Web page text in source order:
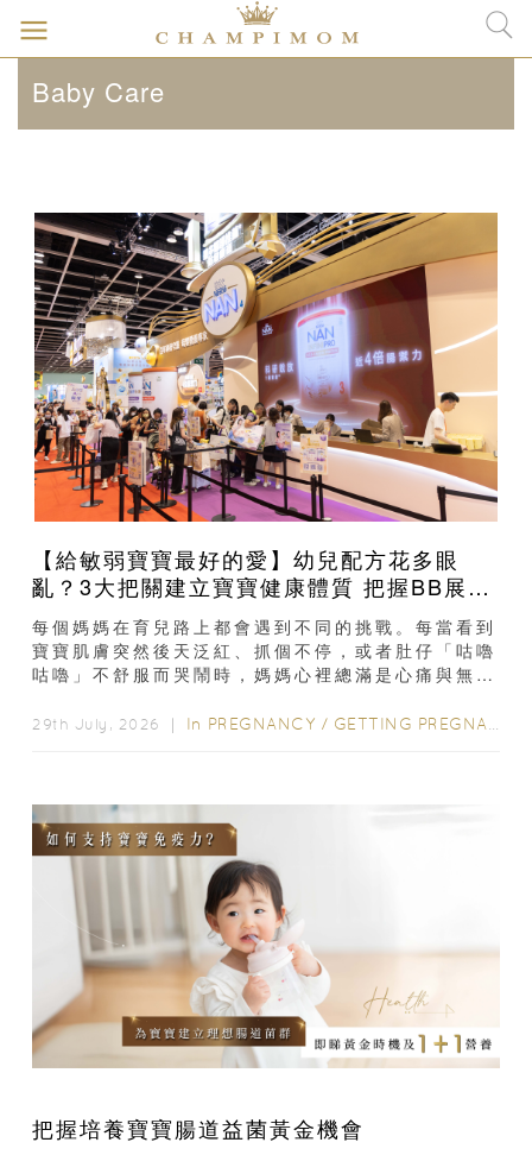
Baby Care
【給敏弱寶寶最好的愛】幼兒配方花多眼
亂？3大把關建立寶寶健康體質 把握BB展入
手好時機
每個媽媽在育兒路上都會遇到不同的挑戰。每當看到
寶寶肌膚突然後天泛紅、抓個不停，或者肚仔「咕嚕
咕嚕」不舒服而哭鬧時，媽媽心裡總滿是心痛與無
29th July, 2026 ｜ In PREGNANCY / GETTING PREGNANT
把握培養寶寶腸道益菌黃金機會